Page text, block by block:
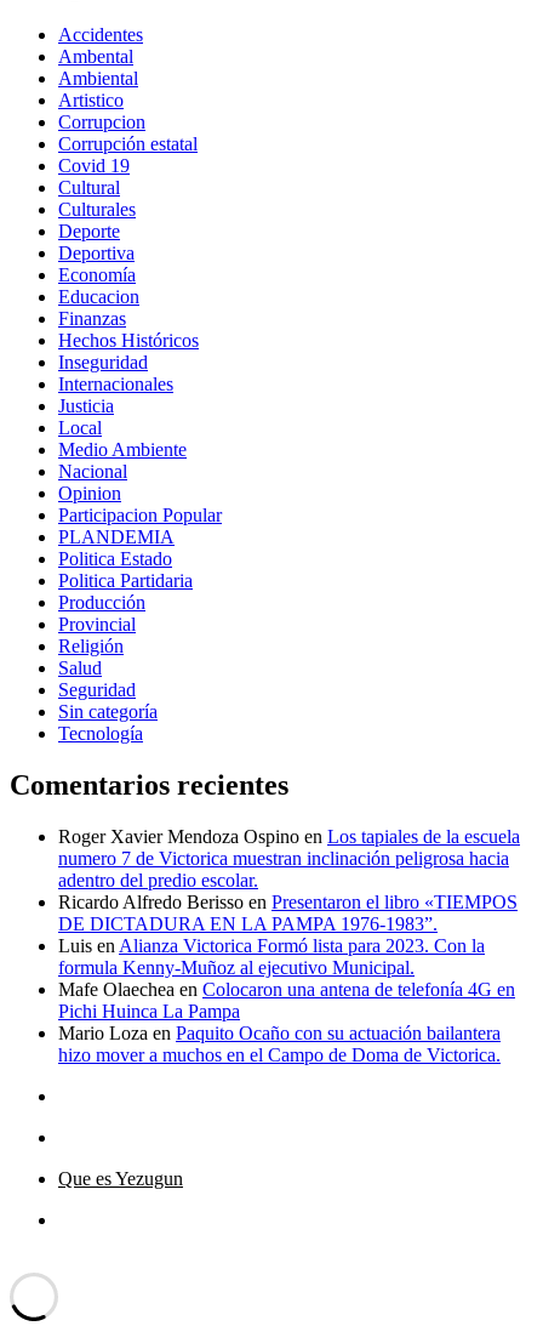
Accidentes
Ambental
Ambiental
Artistico
Corrupcion
Corrupción estatal
Covid 19
Cultural
Culturales
Deporte
Deportiva
Economía
Educacion
Finanzas
Hechos Históricos
Inseguridad
Internacionales
Justicia
Local
Medio Ambiente
Nacional
Opinion
Participacion Popular
PLANDEMIA
Politica Estado
Politica Partidaria
Producción
Provincial
Religión
Salud
Seguridad
Sin categoría
Tecnología
Comentarios recientes
Roger Xavier Mendoza Ospino en Los tapiales de la escuela
numero 7 de Victorica muestran inclinación peligrosa hacia
adentro del predio escolar.
Ricardo Alfredo Berisso en Presentaron el libro «TIEMPOS
DE DICTADURA EN LA PAMPA 1976-1983”.
Luis en Alianza Victorica Formó lista para 2023. Con la
formula Kenny-Muñoz al ejecutivo Municipal.
Mafe Olaechea en Colocaron una antena de telefonía 4G en
Pichi Huinca La Pampa
Mario Loza en Paquito Ocaño con su actuación bailantera
hizo mover a muchos en el Campo de Doma de Victorica.
Que es Yezugun